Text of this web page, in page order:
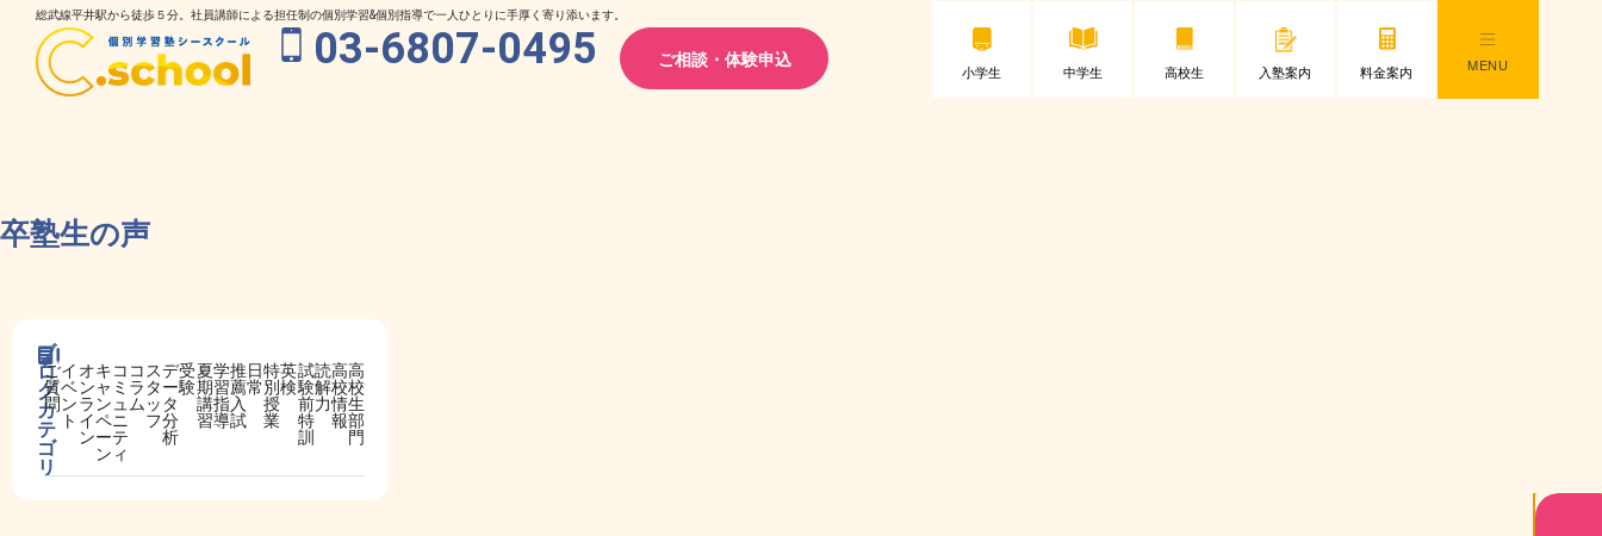
総武線平井駅から徒歩５分。社員講師による担任制の個別学習&個別指導で一人ひとりに手厚く寄り添います。
03-6807-0495 ご相談・体験申込
小学生 中学生 高校生 入塾案内 料金案内 MENU
卒塾生の声
ブ
ロ
グ
カ
テ
ゴ
リ
ご
質
問
イ
ベ
ン
ト
オ
ン
ラ
イ
ン
キ
ャ
ン
ペ
ー
ン
コ
ミ
ュ
ニ
テ
ィ
コ
ラ
ム
ス
タ
ッ
フ
デ
ー
タ
分
析
受
験
夏
期
講
習
学
習
指
導
推
薦
入
試
日
常
特
別
授
業
英
検
試
験
前
特
訓
読
解
力
高
校
情
報
高
校
生
部
門